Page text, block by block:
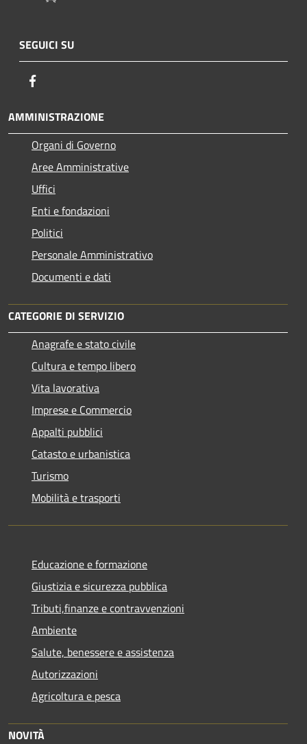
SEGUICI SU
AMMINISTRAZIONE
Organi di Governo
Aree Amministrative
Uffici
Enti e fondazioni
Politici
Personale Amministrativo
Documenti e dati
CATEGORIE DI SERVIZIO
Anagrafe e stato civile
Cultura e tempo libero
Vita lavorativa
Imprese e Commercio
Appalti pubblici
Catasto e urbanistica
Turismo
Mobilità e trasporti
Educazione e formazione
Giustizia e sicurezza pubblica
Tributi,finanze e contravvenzioni
Ambiente
Salute, benessere e assistenza
Autorizzazioni
Agricoltura e pesca
NOVITÀ